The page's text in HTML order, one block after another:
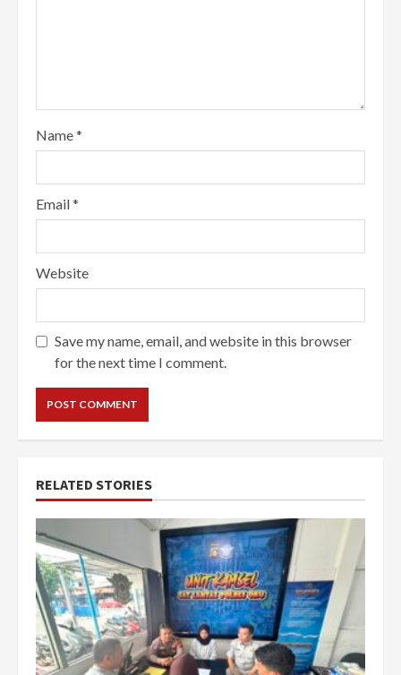
Name*
Email*
Website
Save my name, email, and website in this browser
for the next time I comment.
RELATED STORIES